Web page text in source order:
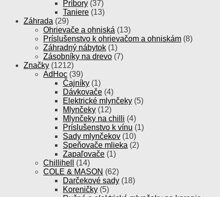
Príbory (37)
Taniere (13)
Záhrada (29)
Ohrievače a ohniská (13)
Príslušenstvo k ohrievačom a ohniskám (8)
Záhradný nábytok (1)
Zásobníky na drevo (7)
Značky (1212)
AdHoc (39)
Čajníky (1)
Dávkovače (4)
Elektrické mlynčeky (5)
Mlynčeky (12)
Mlynčeky na chilli (4)
Príslušenstvo k vínu (1)
Sady mlynčekov (10)
Speňovače mlieka (2)
Zapaľovače (1)
Chillihell
(14)
COLE & MASON (62)
Darčekové sady (18)
Koreničky (5)